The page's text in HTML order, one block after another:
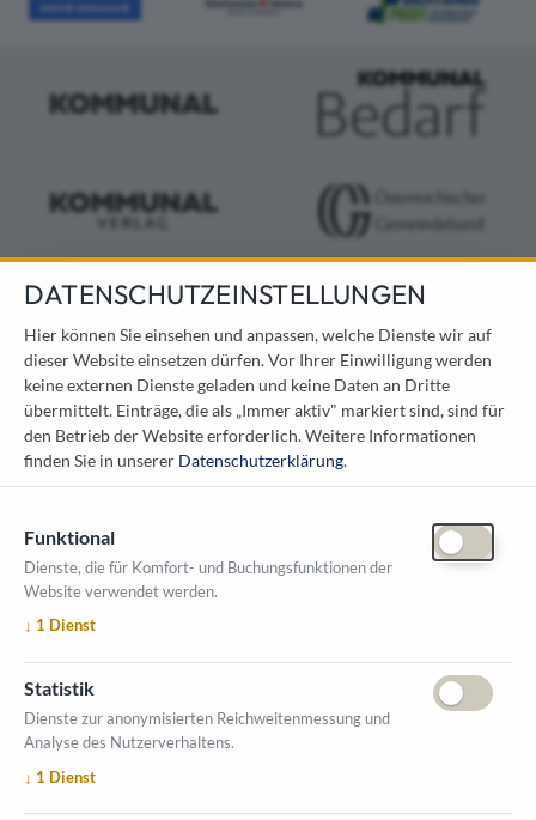
KONTAKT
Österreichischer Kommunal-Verlag GmbH
Löwelstraße 6 / 2. Stock
1010 Wien
messe@kommunal.at
ÖFFNUNGSZEITEN MESSE
1. Oktober 2026, 9-17 Uhr
2. Oktober 2026, 9-16 Uhr
VERANSTALTUNGSORT
Salzburger Messe
Messezentrum 1
5020 Salzburg
DATENSCHUTZEINSTELLUNGEN
Hier können Sie einsehen und anpassen, welche Dienste wir auf
dieser Website einsetzen dürfen. Vor Ihrer Einwilligung werden
keine externen Dienste geladen und keine Daten an Dritte
übermittelt. Einträge, die als „Immer aktiv" markiert sind, sind für
den Betrieb der Website erforderlich.Weitere Informationen
finden Sie in unserer Datenschutzerklärung.
Funktional
Dienste, die für Komfort- und Buchungsfunktionen der
Website verwendet werden.
↓ 1 Dienst
Statistik
Dienste zur anonymisierten Reichweitenmessung und
Analyse des Nutzerverhaltens.
↓ 1 Dienst